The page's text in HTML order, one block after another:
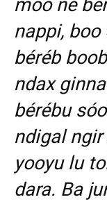
moo ne
nappi, boo
béréb
ndax
bérébu
ndigal ngir
yooyu lu
dara. Ba